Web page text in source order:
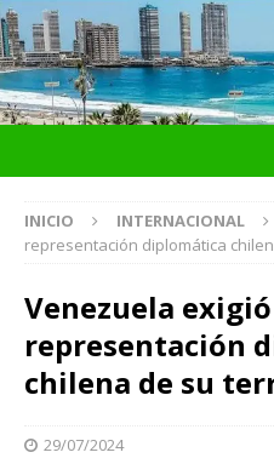
INICIO INTERNACIONAL
representación diplomática
Venezuela
representación
chilena de su
29/07/2024